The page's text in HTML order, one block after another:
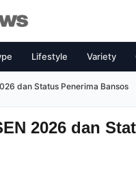
Lifestyle Variety
dan Status Penerima Bansos
2026 dan